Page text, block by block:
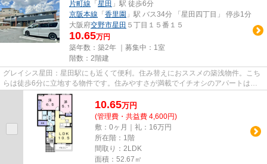
片町線 「 星田 」駅 徒歩6分
京阪本線 「 香里園 」駅 バス34分 「星田四丁目」 停歩1分
大阪府交野市星田 ５丁目１５番１５
10.65万円
築年数：築2年 ｜募集中： 1室
階数：2階建
グレイシス星田：星田駅にも近くて便利。住み替えにおススメの築浅物件。こち
らは徒歩6分に立地する物件です。住みやすさが満載でイチオシのアパートはこ
ちらです。賃貸情報をお探しな...
10.65万円
(管理費・共益費 4,600円)
敷：0ヶ月｜礼：16万円
所在階：1階
間取り：2LDK
面積：52.67㎡